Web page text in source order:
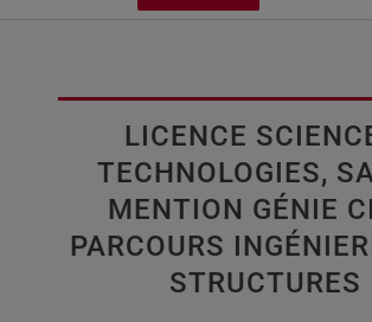
LICENCE
TECHNOLOGIES,
MENTION GÉNIE
PARCOURS
STRUCTURES